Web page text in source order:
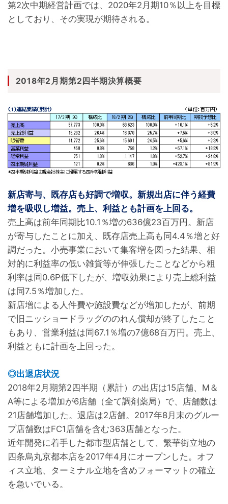
第2次中期経営計画では、2020年2月期10％以上を目標
としており、その実現が期待される。
2018年2月期第2四半期決算概要
新店寄与、既存店も好調で増収。新規出店に伴う経費
増を吸収し増益。売上、利益とも計画を上回る。
売上高は前年同期比10.1％増の636億23百万円。新店
が寄与したことに加え、既存店売上高も同4.4％増と好
調だった。小売事業において集客増を図った結果、相
対的に利益率の低い雑貨等が伸張したことなどから粗
利率は同0.6P低下したが、増収効果により売上総利益
は同7.5％増加した。
新店増による人件費や施設費などが増加したが、前期
で旧ニッショードラッグののれん償却が終了したこと
もあり、営業利益は同67.1％増の7億68百万円。売上、
利益ともに計画を上回った。
◎出退店状況
2018年2月期第2四半期（累計）の出店は15店舗、M＆
A等による増加が6店舗（全て調剤薬局）で、店舗数は
21店舗増加した。退店は2店舗。2017年8月末のグルー
プ店舗数はFC1店舗を含む363店舗となった。
近年開発に着手した都市型店舗として、繁華街立地の
四条烏丸京都本店を2017年4月にオープンした。オフ
ィス立地、ターミナル立地を含めフォーマットの確立
を急いでいる。